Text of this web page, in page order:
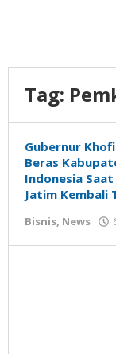
Tag:
Gubernur
Beras
Indonesia Saat
Jatim Kembali
Bisnis, News